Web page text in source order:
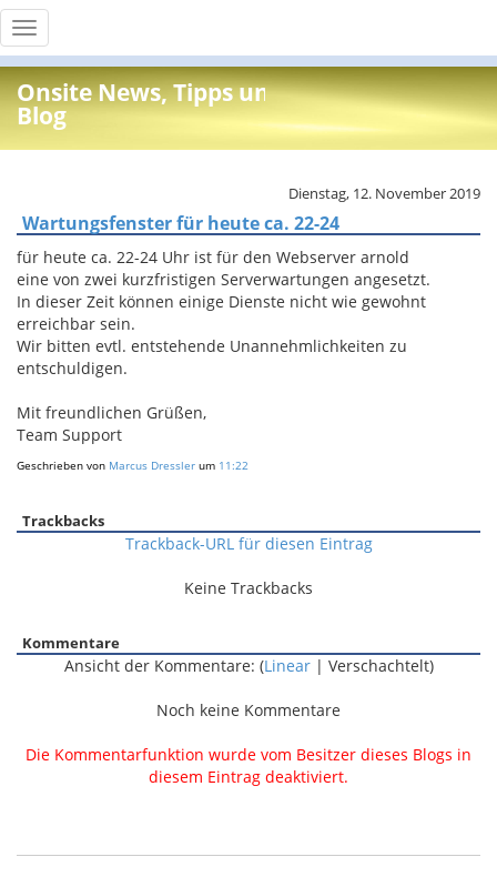
Toggle
navigation
Onsite News, Tipps und Info
Blog
Dienstag, 12. November 2019
Wartungsfenster für heute ca. 22-24
für heute ca. 22-24 Uhr ist für den Webserver arnold
eine von zwei kurzfristigen Serverwartungen angesetzt.
In dieser Zeit können einige Dienste nicht wie gewohnt
erreichbar sein.
Wir bitten evtl. entstehende Unannehmlichkeiten zu
entschuldigen.
Mit freundlichen Grüßen,
Team Support
Geschrieben von Marcus Dressler um 11:22
Trackbacks
Trackback-URL für diesen Eintrag
Keine Trackbacks
Kommentare
Ansicht der Kommentare: (Linear| Verschachtelt)
Noch keine Kommentare
Die Kommentarfunktion wurde vom Besitzer dieses Blogs in
diesem Eintrag deaktiviert.